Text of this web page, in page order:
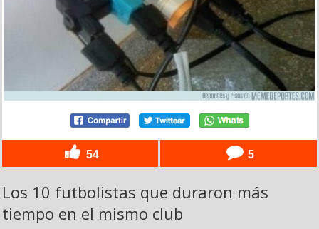
54 5
Los 10 futbolistas que duraron más
tiempo en el mismo club